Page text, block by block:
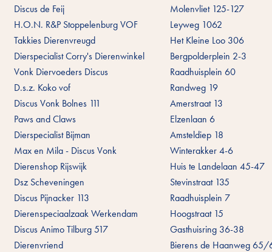
Discus de Feij
Molenvliet 125-127
H.O.N. R&P Stoppelenburg VOF
Leyweg 1062
Takkies Dierenvreugd
Het Kleine Loo 306
Dierspecialist Corry's Dierenwinkel
Bergpolderplein 2-3
Vonk Diervoeders Discus
Raadhuisplein 60
D.s.z. Koko vof
Randweg 19
Discus Vonk Bolnes 111
Amerstraat 13
Paws and Claws
Elzenlaan 6
Dierspecialist Bijman
Amsteldiep 18
Max en Mila - Discus Vonk
Winterakker 4-6
Dierenshop Rijswijk
Huis te Landelaan 45-47
Dsz Scheveningen
Stevinstraat 135
Discus Pijnacker 113
Raadhuisplein 7
Dierenspeciaalzaak Werkendam
Hoogstraat 15
Discus Animo Tilburg 517
Gasthuisring 36-38
Dierenvriend
Bierens de Haanweg